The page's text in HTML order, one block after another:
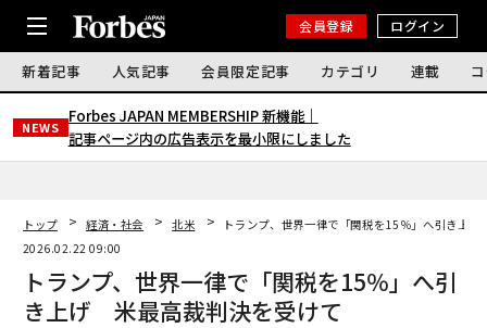
会員登録 ログイン
新着記事 人気記事 会員限定記事 カテゴリ 連載
NEWS
Forbes JAPAN MEMBERSHIP 新機能｜
記事ページ内の広告表示を最小限にしました
トップ 経済・社会 北米
トランプ、世界一律で「関税を15％」へ引き上
2026.02.22 09:00
トランプ、世界一律で「関税を15％」へ引
き上げ 米最高裁判決を受けて